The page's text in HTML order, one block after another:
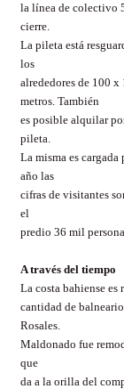
la línea de colectivo
cierre.
La pileta está
los
alrededores de 100
metros. También
es posible alquilar
pileta.
La misma es
año las
cifras de visitantes
el
predio 36 mil
A través del tiempo
La costa bahiense
cantidad de
Rosales.
Maldonado fue
que
da a la orilla del